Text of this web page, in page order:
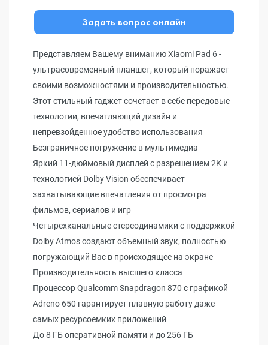
Задать вопрос онлайн
Представляем Вашему вниманию Xiaomi Pad 6 -
ультрасовременный планшет, который поражает
своими возможностями и производительностью.
Этот стильный гаджет сочетает в себе передовые
технологии, впечатляющий дизайн и
непревзойденное удобство использования
Безграничное погружение в мультимедиа
Яркий 11-дюймовый дисплей с разрешением 2K и
технологией Dolby Vision обеспечивает
захватывающие впечатления от просмотра
фильмов, сериалов и игр
Четырехканальные стереодинамики с поддержкой
Dolby Atmos создают объемный звук, полностью
погружающий Вас в происходящее на экране
Производительность высшего класса
Процессор Qualcomm Snapdragon 870 с графикой
Adreno 650 гарантирует плавную работу даже
самых ресурсоемких приложений
До 8 ГБ оперативной памяти и до 256 ГБ